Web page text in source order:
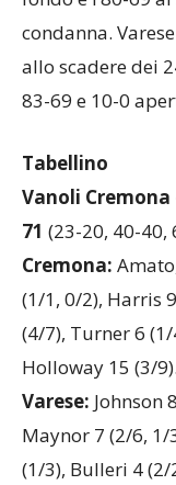
condanna.
allo scadere dei
83-69 e 10-0
Tabellino
Vanoli Cremona
71 (23-20, 40-40,
Cremona:
(1/1, 0/2), Harris
(4/7), Turner 6
Holloway 15 (3/9).
Varese: Johnson
Maynor 7 (2/6, 1/
(1/3), Bulleri 4 (2/